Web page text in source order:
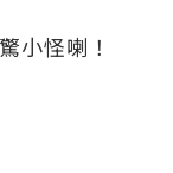
小怪喇！